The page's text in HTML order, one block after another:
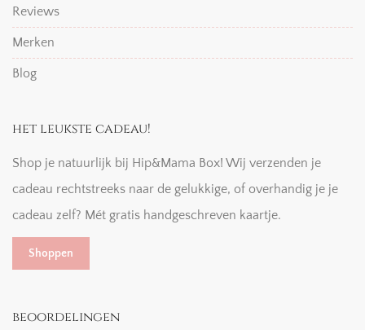
Reviews
Merken
Blog
het leukste cadeau!
Shop je natuurlijk bij Hip&Mama Box! Wij verzenden je
cadeau rechtstreeks naar de gelukkige, of overhandig je je
cadeau zelf? Mét gratis handgeschreven kaartje.
Shoppen
beoordelingen